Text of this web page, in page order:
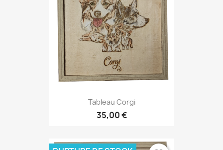
Tableau Corgi
35,00 €